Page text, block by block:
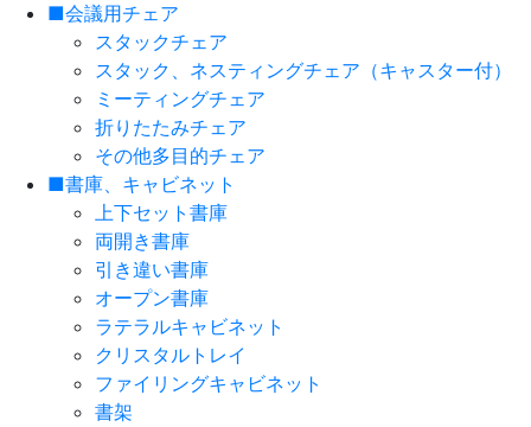
■会議用チェア
スタックチェア
スタック、ネスティングチェア（キャスター付）
ミーティングチェア
折りたたみチェア
その他多目的チェア
■書庫、キャビネット
上下セット書庫
両開き書庫
引き違い書庫
オープン書庫
ラテラルキャビネット
クリスタルトレイ
ファイリングキャビネット
書架